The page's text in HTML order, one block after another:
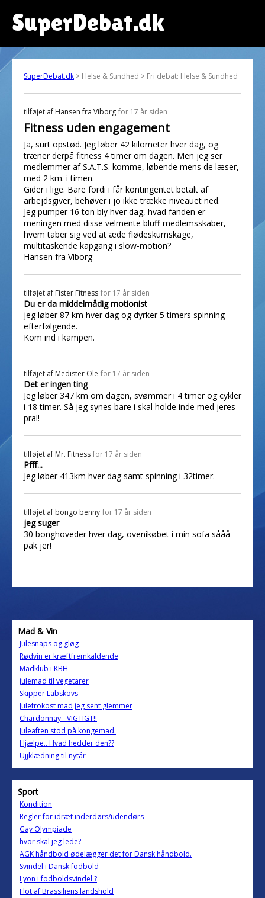
SuperDebat.dk
SuperDebat.dk > Helse & Sundhed > Fri debat: Helse & Sundhed
tilføjet af Hansen fra Viborg for 17 år siden
Fitness uden engagement
Ja, surt opstød. Jeg løber 42 kilometer hver dag, og
træner derpå fitness 4 timer om dagen. Men jeg ser
medlemmer af S.A.T.S. komme, løbende mens de læser,
med 2 km. i timen.
Gider i lige. Bare fordi i får kontingentet betalt af
arbejdsgiver, behøver i jo ikke trække niveauet ned.
Jeg pumper 16 ton bly hver dag, hvad fanden er
meningen med disse velmente bluff-medlemsskaber,
hvem taber sig ved at æde flødeskumskage,
multitaskende kapgang i slow-motion?
Hansen fra Viborg
tilføjet af Fister Fitness for 17 år siden
Du er da middelmådig motionist
jeg løber 87 km hver dag og dyrker 5 timers spinning
efterfølgende.
Kom ind i kampen.
tilføjet af Medister Ole for 17 år siden
Det er ingen ting
Jeg løber 347 km om dagen, svømmer i 4 timer og cykler
i 18 timer. Så jeg synes bare i skal holde inde med jeres
pral!
tilføjet af Mr. Fitness for 17 år siden
Pfff...
Jeg løber 413km hver dag samt spinning i 32timer.
tilføjet af bongo benny for 17 år siden
jeg suger
30 bonghoveder hver dag, ovenikøbet i min sofa sååå
pak jer!
Mad & Vin
Julesnaps og gløg
Rødvin er kræftfremkaldende
Madklub i KBH
julemad til vegetarer
Skipper Labskovs
Julefrokost mad jeg sent glemmer
Chardonnay - VIGTIGT!!
Juleaften stod på kongemad.
Hjælpe.. Hvad hedder den??
Ujjklædning til nytår
Sport
Kondition
Regler for idræt inderdørs/udendørs
Gay Olympiade
hvor skal jeg lede?
AGK håndbold ødelægger det for Dansk håndbold.
Svindel i Dansk fodbold
Lyon i fodboldsvindel ?
Flot af Brassiliens landshold